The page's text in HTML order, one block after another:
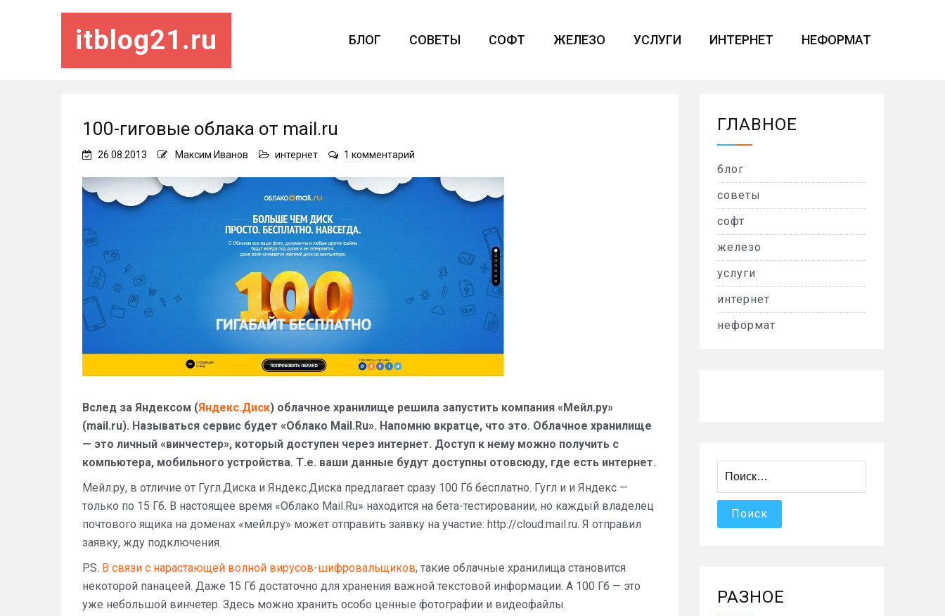
itblog21.ru БЛОГ СОВЕТЫ СОФТ ЖЕЛЕЗО УСЛУГИ ИНТЕРНЕТ НЕФОРМАТ
100-гиговые облака от mail.ru
26.08.2013 Максим Иванов интернет 1 комментарий
100-
гиговые
Вслед за Яндексом (Яндекс.Диск) облачное хранилище решила запустить компания «Мейл.ру»
(mail.ru). Называться сервис будет «Облако Mail.Ru». Напомню вкратце, что это. Облачное хранилище
— это личный «винчестер», который доступен через интернет. Доступ к нему можно получить с
компьютера, мобильного устройства. Т.е. ваши данные будут доступны отовсюду, где есть интернет.
Мейл.ру, в отличие от Гугл.Диска и Яндекс.Диска предлагает сразу 100 Гб бесплатно. Гугл и и Яндекс —
только по 15 Гб. В настоящее время «Облако Mail.Ru» находится на бета-тестировании, но каждый владелец
почтового ящика на доменах «мейл.ру» может отправить заявку на участие: http://cloud.mail.ru. Я отправил
заявку, жду подключения.
P.S. В связи с нарастающей волной вирусов-шифровальщиков, такие облачные хранилища становится
некоторой панацеей. Даже 15 Гб достаточно для хранения важной текстовой информации. А 100 Гб — это
уже небольшой винчетер. Здесь можно хранить особо ценные фотографии и видеофайлы.
ГЛАВНОЕ
блог
советы
софт
железо
услуги
интернет
неформат
РАЗНОЕ